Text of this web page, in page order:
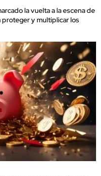
la vuelta a la escena de
y multiplicar los